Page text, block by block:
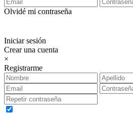
Olvidé mi contraseña
Iniciar sesión
Crear una cuenta
×
Registrarme